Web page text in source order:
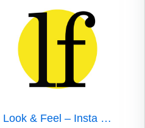
Look & Feel – Insta Editor